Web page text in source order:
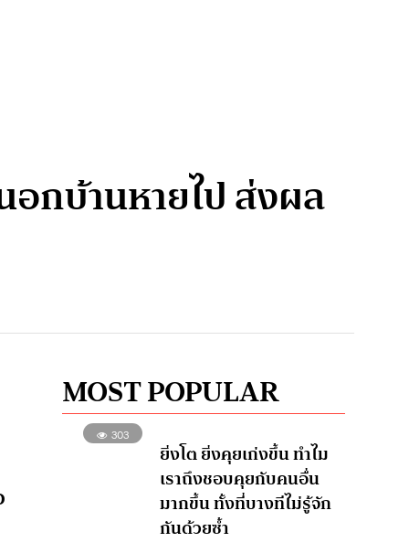
อกบ้านหายไป ส่งผล
MOST POPULAR
303
ยิ่งโต ยิ่งคุยเก่งขึ้น ทำไม
เราถึงชอบคุยกับคนอื่น
มากขึ้น ทั้งที่บางทีไม่รู้จัก
กันด้วยซ้ำ